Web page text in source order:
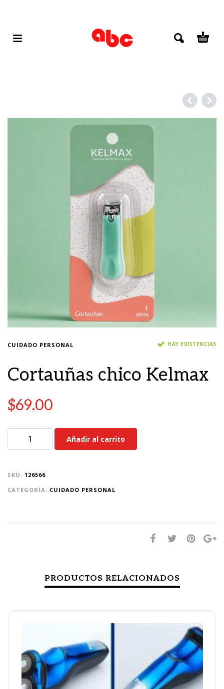
CUIDADO PERSONAL HAY EXISTENCIAS
Cortauñas chico Kelmax
$69.00
Añadir al carrito
SKU: 126566
CATEGORÍA: CUIDADO PERSONAL
PRODUCTOS RELACIONADOS